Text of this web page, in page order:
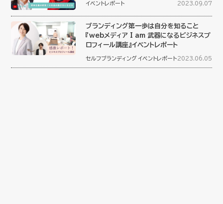
イベントレポート 2023.09.07
ブランディング第一歩は自分を知ること
『webメディア I am 武器になるビジネスプ
ロフィール講座』イベントレポート
セルフブランディング イベントレポート 2023.06.05